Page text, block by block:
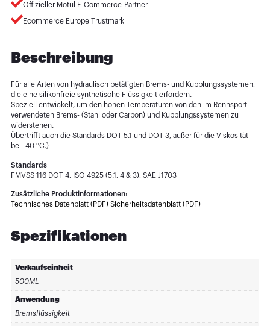
Offizieller Motul E-Commerce-Partner
Ecommerce Europe Trustmark
Beschreibung
Für alle Arten von hydraulisch betätigten Brems- und Kupplungssystemen,
die eine silikonfreie synthetische Flüssigkeit erfordern.
Speziell entwickelt, um den hohen Temperaturen von den im Rennsport
verwendeten Brems- (Stahl oder Carbon) und Kupplungssystemen zu
widerstehen.
Übertrifft auch die Standards DOT 5.1 und DOT 3, außer für die Viskosität
bei -40 °C.)
Standards
FMVSS 116 DOT 4, ISO 4925 (5.1, 4 & 3), SAE J1703
Zusätzliche Produktinformationen:
Technisches Datenblatt (PDF) Sicherheitsdatenblatt (PDF)
Spezifikationen
Verkaufseinheit
500ML
Anwendung
Bremsflüssigkeit